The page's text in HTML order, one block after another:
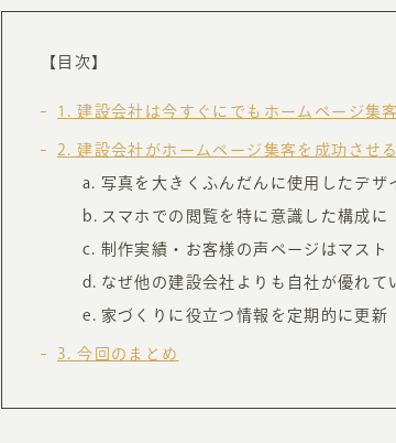
ホームページ制作の流れ
お知らせ・コラム
ABOUT
オフィス紹介・会社概要
ホームページ集客にかける想い
【目次】
1 建設会社は今すぐにでもホームページ集
2 建設会社がホームページ集客を成功させ
写真を大きくふんだんに使用したデザ
スマホでの閲覧を特に意識した構成に
制作実績・お客様の声ページはマスト
なぜ他の建設会社よりも自社が優れて
家づくりに役立つ情報を定期的に更新
3 今回のまとめ